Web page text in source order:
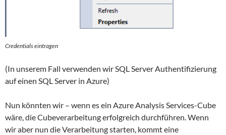
Credentials eintragen
(In unserem Fall verwenden wir SQL Server Authentifizierung
auf einen SQL Server in Azure)
Nun könnten wir – wenn es ein Azure Analysis Services-Cube
wäre, die Cubeverarbeitung erfolgreich durchführen. Wenn
wir aber nun die Verarbeitung starten, kommt eine